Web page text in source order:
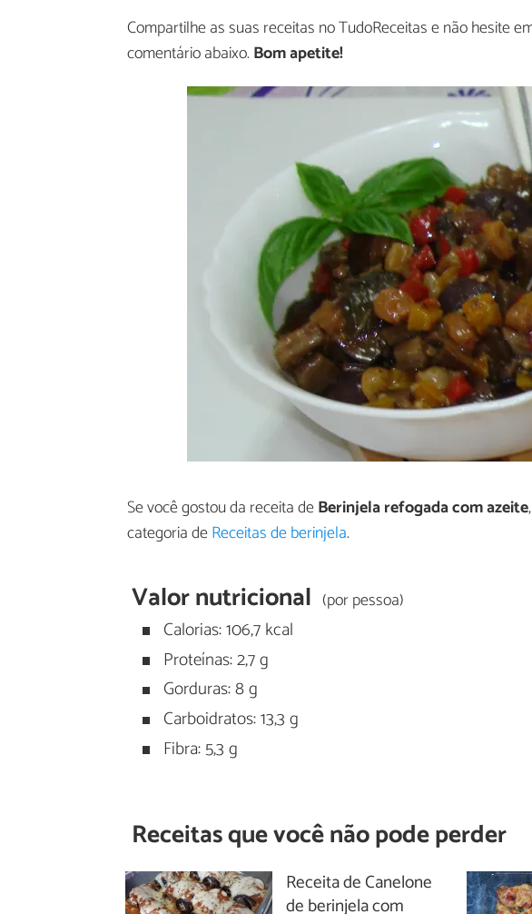
Compartilhe as suas receitas no TudoReceitas e não hesite
comentário abaixo. Bom apetite!
Se você gostou da receita deBerinjela refogada com azeite
categoria deReceitas de berinjela.
Valor nutricional (por pessoa)
Calorias: 106,7 kcal
Proteínas: 2,7 g
Gorduras: 8 g
Carboidratos: 13,3 g
Fibra: 5,3 g
Receitas que você não pode perder
Receita de Canelone
de berinjela com